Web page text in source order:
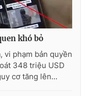
khó bỏ
vi phạm bản quyền
348 triệu USD
cơ tăng lên...